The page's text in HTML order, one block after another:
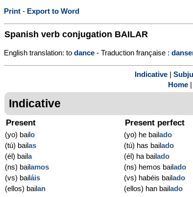
Print - Export to Word
Spanish verb conjugation BAILAR
English translation: to dance - Traduction française :
Indicative
Home
Indicative
Present
(yo) bailo
(tú) bailas
(él) baila
(ns) bailamos
(vs) bailáis
(ellos) bailan
Present perfect
(yo) he bailado
(tú) has bailado
(él) ha bailado
(ns) hemos bailado
(vs) habéis bailado
(ellos) han bailado